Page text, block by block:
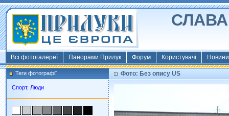
СЛАВА
Всі фотогалереї Панорами Прилук Форум Користувачі Новини
Теги фотографії
Спорт, Люди
Фото: Без опису US